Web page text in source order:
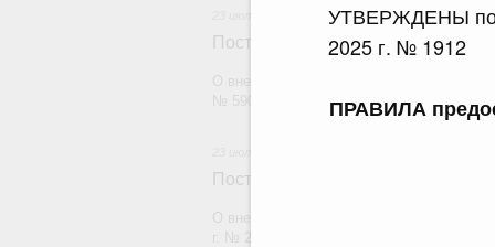
УТВЕРЖДЕНЫ
2025 г. № 1912
ПРАВИЛА
Постановление Правительства
Постановление Правительства
О внесении изменений в постановление